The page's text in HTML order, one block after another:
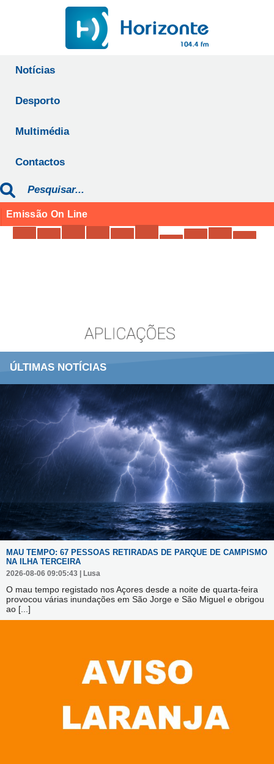
Notícias
Desporto
Multimédia
Contactos
Emissão On Line
ÚLTIMAS NOTÍCIAS
MAU TEMPO: 67 PESSOAS RETIRADAS DE PARQUE DE CAMPISMO
NA ILHA TERCEIRA
2026-08-06 09:05:43 | Lusa
O mau tempo registado nos Açores desde a noite de quarta-feira
provocou várias inundações em São Jorge e São Miguel e obrigou
ao [...]